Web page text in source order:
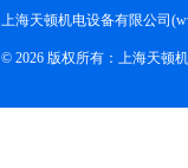
上海天顿机电设备有限公司
© 2026 版权所有：上海天顿